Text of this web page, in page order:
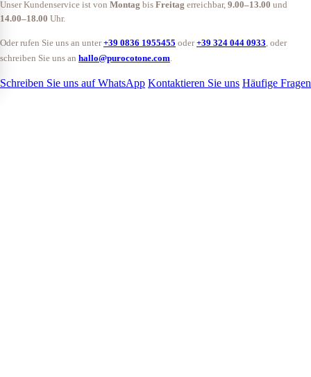
Unser Kundenservice ist von Montag bis Freitag erreichbar, 9.00–13.00 und
14.00–18.00 Uhr.
Oder rufen Sie uns an unter+39 0836 1955455 oder+39 324 044 0933 , oder
schreiben Sie uns an hallo@purocotone.com
Schreiben Sie uns auf WhatsApp Kontaktieren Sie uns Häufige Fragen